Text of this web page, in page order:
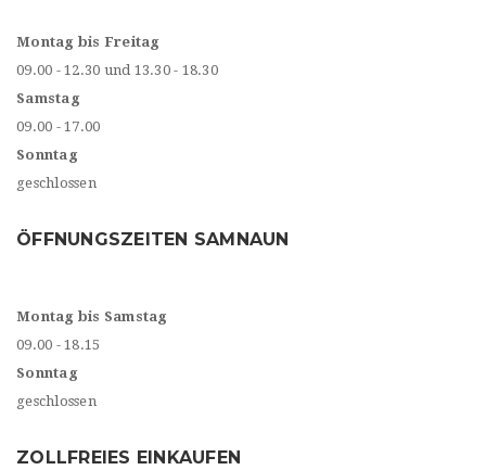
Montag bis Freitag
09.00 - 12.30 und 13.30 - 18.30
Samstag
09.00 - 17.00
Sonntag
geschlossen
ÖFFNUNGSZEITEN SAMNAUN
Montag bis Samstag
09.00 - 18.15
Sonntag
geschlossen
ZOLLFREIES EINKAUFEN